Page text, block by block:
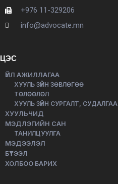
+976 11-329206
info@advocate.mn
ЦЭС
ҮЙЛ АЖИЛЛАГАА
ХУУЛЬ ЗҮЙН ЗӨВЛӨГӨӨ
ТӨЛӨӨЛӨЛ
ХУУЛЬ ЗҮЙН СУРГАЛТ, СУДАЛГАА
ХУУЛЬЧИД
МЭДЛЭГИЙН САН
ТАНИЛЦУУЛГА
МЭДЭЭЛЭЛ
БҮТЭЭЛ
ХОЛБОО БАРИХ